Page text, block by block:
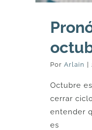
Por Arlain |
Octubre
cerrar
entender
es